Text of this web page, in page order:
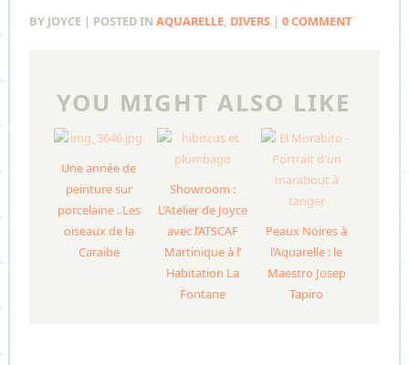
BY JOYCE | POSTED INAQUARELLE, DIVERS |0 COMMENT
YOU MIGHT ALSO LIKE
Une année de
peinture sur
porcelaine . Les
oiseaux de la
Caraibe
Showroom :
L’Atelier de Joyce
avec l’ATSCAF
Martinique à l’
Habitation La
Fontane
Peaux Noires à
l’Aquarelle : le
Maestro Josep
Tapiro